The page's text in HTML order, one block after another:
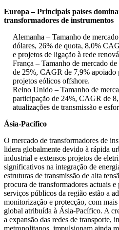
Europa – Principais países
transformadores de instrumentos
Alemanha – Tamanho de
dólares, 26% de quota, 8,0%
e projetos de ligação à rede
França – Tamanho de mercado
de 25%, CAGR de 7,9%
projetos eólicos offshore.
Reino Unido – Tamanho de
participação de 24%, CAGR de
atualizações de transmissão e
Ásia-Pacífico
O mercado de transformadores de
lidera globalmente devido à rápida
industrial e extensos projetos de
significativos na integração de
estruturas de transmissão de alta
procura de transformadores actuais
serviços públicos da região estão a
monitorização e protecção, com
global atribuída à Ásia-Pacífico. A
a expansão das redes de transporte,
metropolitanos, impulsionam ainda